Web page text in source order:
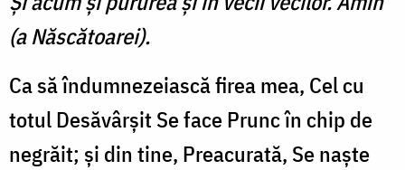
(a Născătoarei).
Ca să îndumnezeiască firea mea, Cel cu
totul Desăvârşit Se face Prunc în chip de
negrăit; şi din tine, Preacurată, Se naşte